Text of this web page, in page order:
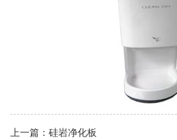
上一篇： 硅岩净化板